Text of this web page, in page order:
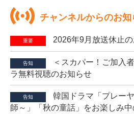
チャンネルからのお知
重要 2026年9月放送休止
告知
＜スカパー！ご加入
ラ無料視聴のお知らせ
告知
韓国ドラマ「プレー
師～」「秋の童話」をお楽しみ